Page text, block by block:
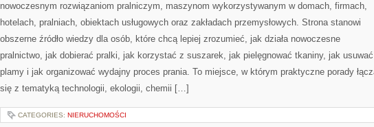
również dla tych, którzy mają już pewne doświadczenie i
chcą zdobywać nowe pomysły. Serwis skupia się na
poradach związanych z szyciem, doborem tkanin,
wykonywaniem dekoracji, tworzeniem ubrań, poznawaniem narzędzi oraz wykorzystywaniem
różnych technik krawieckich w praktyce. To blog, który pokazuje, że szycie może być nie